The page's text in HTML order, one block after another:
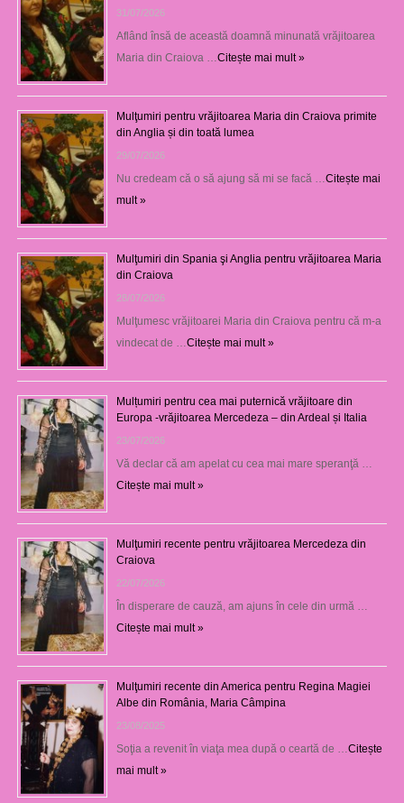
31/07/2026
Aflând însă de această doamnă minunată vrăjitoarea
Maria din Craiova … Citește mai mult »
Mulţumiri pentru vrăjitoarea Maria din Craiova primite
din Anglia și din toată lumea
29/07/2026
Nu credeam că o să ajung să mi se facă … Citește mai
mult »
Mulţumiri din Spania şi Anglia pentru vrăjitoarea Maria
din Craiova
28/07/2026
Mulţumesc vrăjitoarei Maria din Craiova pentru că m-a
vindecat de … Citește mai mult »
Mulțumiri pentru cea mai puternică vrăjitoare din
Europa -vrăjitoarea Mercedeza – din Ardeal și Italia
23/07/2026
Vă declar că am apelat cu cea mai mare speranţă …
Citește mai mult »
Mulţumiri recente pentru vrăjitoarea Mercedeza din
Craiova
22/07/2026
În disperare de cauză, am ajuns în cele din urmă …
Citește mai mult »
Mulţumiri recente din America pentru Regina Magiei
Albe din România, Maria Câmpina
23/08/2025
Soţia a revenit în viaţa mea după o ceartă de … Citește
mai mult »